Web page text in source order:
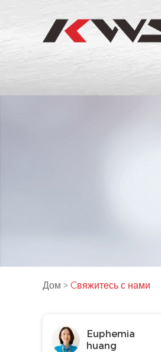
Дом > Cвяжитесь с нами
Euphemia
huang